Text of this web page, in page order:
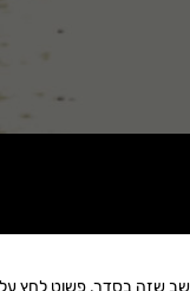
שזה בסדר, פשוט לחץ